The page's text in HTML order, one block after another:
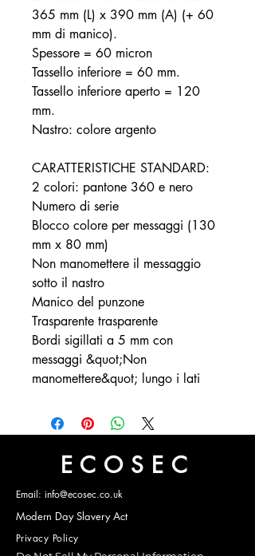
365 mm (L) x 390 mm (A) (+ 60
mm di manico).
Spessore = 60 micron
Tassello inferiore = 60 mm.
Tassello inferiore aperto = 120
mm.
Nastro: colore argento
CARATTERISTICHE STANDARD:
2 colori: pantone 360 e nero
Numero di serie
Blocco colore per messaggi (130
mm x 80 mm)
Non manomettere il messaggio
sotto il nastro
Manico del punzone
Trasparente trasparente
Bordi sigillati a 5 mm con
messaggi &quot;Non
manomettere&quot; lungo i lati
ECOSEC
Email: info@ecosec.co.uk
Modern Day Slavery Act
Privacy Policy